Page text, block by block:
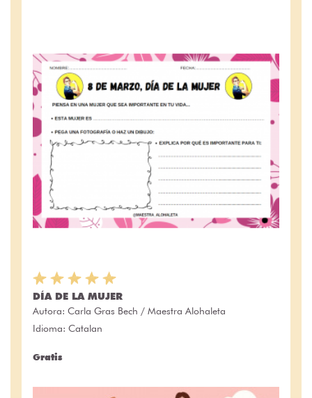
DÍA DE LA MUJER
Autora: Carla Gras Bech / Maestra Alohaleta
Idioma: Catalan
Gratis